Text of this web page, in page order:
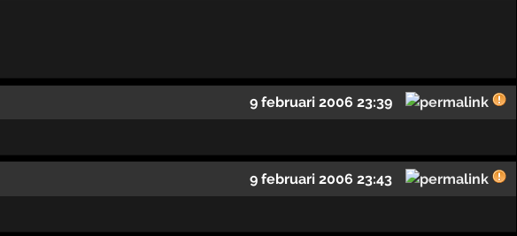
9 februari 2006 23:39
9 februari 2006 23:43